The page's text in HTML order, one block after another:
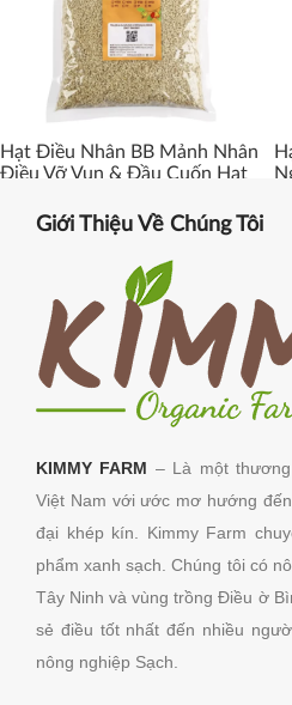
Hạt Điều Nhân BB Mảnh Nhân
Điều Vỡ Vụn & Đầu Cuốn Hạt
Giới Thiệu Về Chúng Tôi
KIMMY FARM – Là một
Việt Nam với ước mơ hướng
đại khép kín. Kimmy Farm
phẩm xanh sạch. Chúng tôi có
Tây Ninh và vùng trồng Điều ờ
sẻ điều tốt nhất đến nhiều
nông nghiệp Sạch.